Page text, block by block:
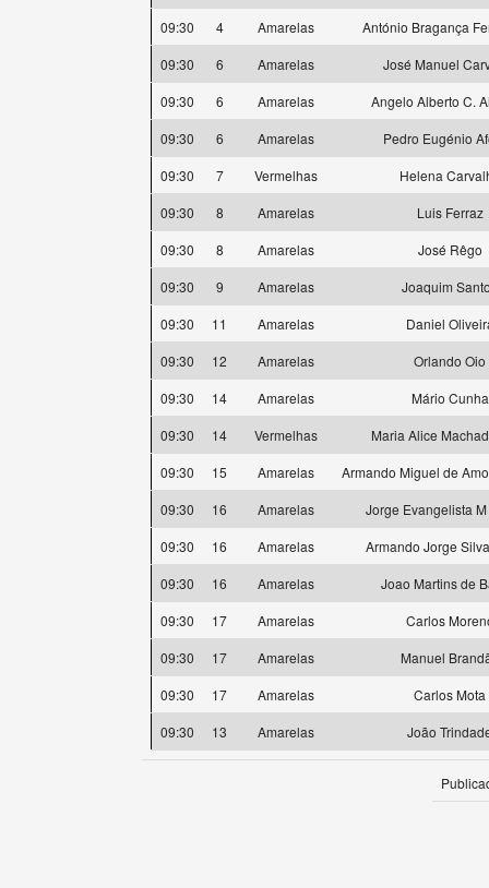
09:30
4 Amarelas
António Bragança
09:30
6 Amarelas
José Manuel
09:30
6 Amarelas
Angelo Alberto C.
09:30
6 Amarelas
Pedro Eugénio
09:30
7 Vermelhas
Helena
09:30
8 Amarelas
Luis Ferraz
09:30
8 Amarelas
José Rêgo
09:30
9 Amarelas
Joaquim
09:30
11 Amarelas
Daniel
09:30
12 Amarelas
Orlando Oio
09:30
14 Amarelas
Mário Cunha
09:30
14 Vermelhas
Maria Alice
09:30
15 Amarelas
Armando Miguel de
09:30
16 Amarelas
Jorge Evangelista
09:30
16 Amarelas
Armando Jorge
09:30
16 Amarelas
Joao Martins de
09:30
17 Amarelas
Carlos
09:30
17 Amarelas
Manuel
09:30
17 Amarelas
Carlos Mota
09:30
13 Amarelas João